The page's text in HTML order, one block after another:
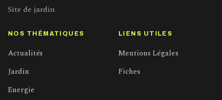
Site de jardin
NOS THÉMATIQUES
Actualités
Jardin
Energie
LIENS UTILES
Mentions Légales
Fiches